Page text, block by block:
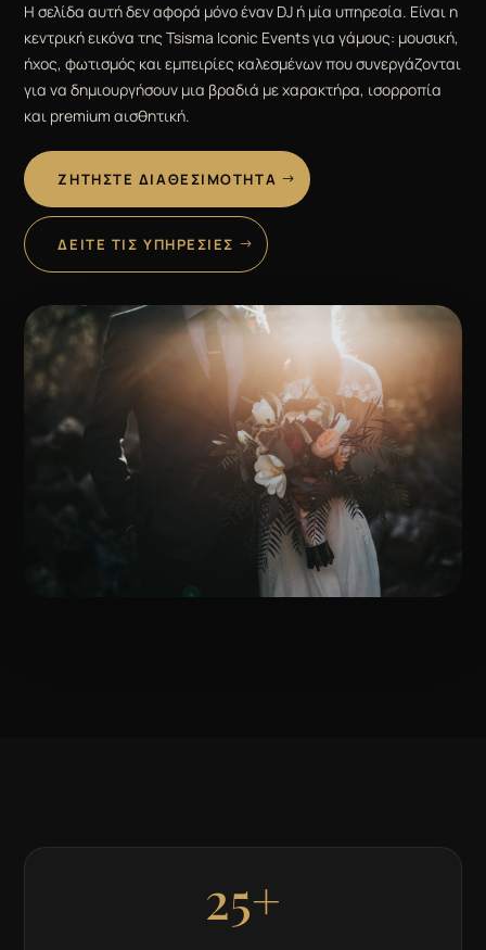
Η σελίδα αυτή δεν αφορά μόνο έναν DJ ή μία υπηρεσία. Είναι η
κεντρική εικόνα της Tsisma Iconic Events για γάμους: μουσική,
ήχος, φωτισμός και εμπειρίες καλεσμένων που συνεργάζονται
για να δημιουργήσουν μια βραδιά με χαρακτήρα, ισορροπία
και premium αισθητική.
ΖΗΤΉΣΤΕ ΔΙΑΘΕΣΙΜΌΤΗΤΑ
ΔΕΊΤΕ ΤΙΣ ΥΠΗΡΕΣΊΕΣ
25+